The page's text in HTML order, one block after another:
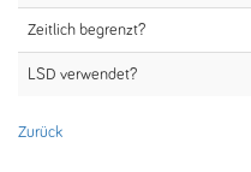
Zeitlich begrenzt?
LSD verwendet?
Zurück